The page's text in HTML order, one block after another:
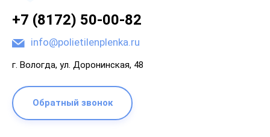
+7 (8172) 50-00-82
info@polietilenplenka.ru
г. Вологда, ул. Доронинская, 48
Обратный звонок